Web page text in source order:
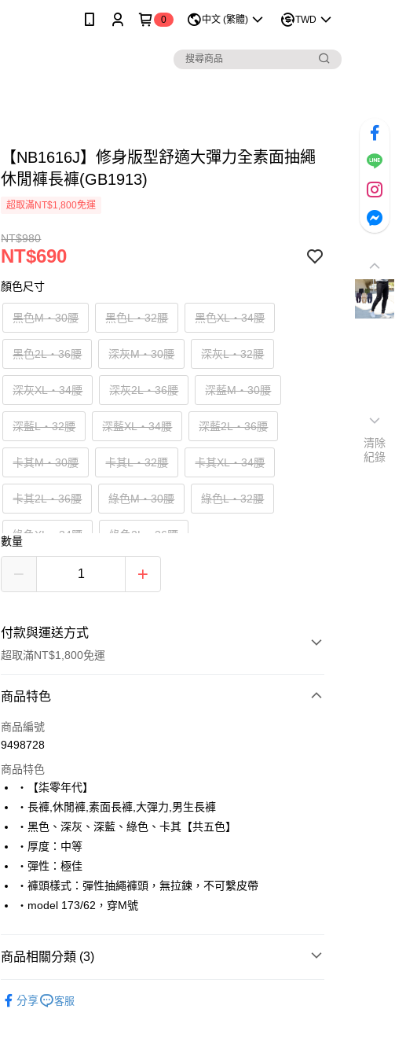
0 中文 (繁體) TWD
【NB1616J】修身版型舒適大彈力全素面抽繩
休閒褲長褲(GB1913)
超取滿NT$1,800免運
NT$980
NT$690
顏色尺寸
黑色M‧30腰 黑色L‧32腰 黑色XL‧34腰
黑色2L‧36腰 深灰M‧30腰 深灰L‧32腰
深灰XL‧34腰 深灰2L‧36腰 深藍M‧30腰
深藍L‧32腰 深藍XL‧34腰 深藍2L‧36腰
卡其M‧30腰 卡其L‧32腰 卡其XL‧34腰
卡其2L‧36腰 綠色M‧30腰 綠色L‧32腰
綠色XL‧34腰 綠色2L‧36腰
數量
付款與運送方式
超取滿NT$1,800免運
付款方式
信用卡一次付款
LINE Pay
Apple Pay
街口支付
悠遊付
Google Pay
【關於「AFTEE先享後付」】
１．簡單：不需註冊會員、不需綁卡、不需儲值。
商品特色
商品編號
9498728
商品特色
‧【柒零年代】
‧長褲,休閒褲,素面長褲,大彈力,男生長褲
‧黑色、深灰、深藍、綠色、卡其【共五色】
‧厚度：中等
‧彈性：極佳
‧褲頭樣式：彈性抽繩褲頭，無拉鍊，不可繫皮帶
‧model 173/62，穿M號
商品相關分類 (3)
分享 客服
清除
紀錄